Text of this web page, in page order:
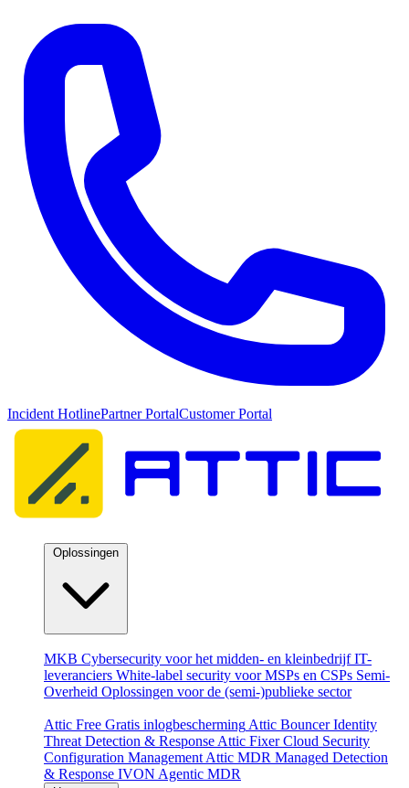
Incident HotlinePartner PortalCustomer Portal
MKB Cybersecurity voor het midden- en kleinbedrijf IT-
leveranciers White-label security voor MSPs en CSPs Semi-
Overheid Oplossingen voor de (semi-)publieke sector
Attic Free Gratis inlogbescherming Attic Bouncer Identity
Threat Detection & Response Attic Fixer Cloud Security
Configuration Management Attic MDR Managed Detection
& Response IVON Agentic MDR